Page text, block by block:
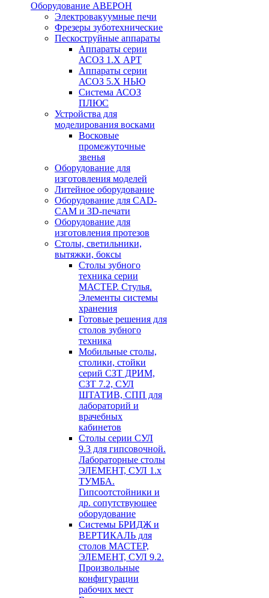
Оборудование АВЕРОН
Электровакуумные печи
Фрезеры зуботехнические
Пескоструйные аппараты
Аппараты серии
АСОЗ 1.Х АРТ
Аппараты серии
АСОЗ 5.Х НЬЮ
Система АСОЗ
ПЛЮС
Устройства для
моделирования восками
Восковые
промежуточные
звенья
Оборудование для
изготовления моделей
Литейное оборудование
Оборудование для CAD-
CAM и 3D-печати
Оборудование для
изготовления протезов
Cтолы, светильники,
вытяжки, боксы
Столы зубного
техника серии
МАСТЕР. Стулья.
Элементы системы
хранения
Готовые решения для
столов зубного
техника
Мобильные столы,
столики, стойки
серий СЗТ ДРИМ,
СЗТ 7.2, СУЛ
ШТАТИВ, СПП для
лабораторий и
врачебных
кабинетов
Столы серии СУЛ
9.3 для гипсовочной.
Лабораторные столы
ЭЛЕМЕНТ, СУЛ 1.х
ТУМБА.
Гипсоотстойники и
др. сопутствующее
оборудование
Системы БРИДЖ и
ВЕРТИКАЛЬ для
столов МАСТЕР,
ЭЛЕМЕНТ, СУЛ 9.2.
Произвольные
конфигурации
рабочих мест